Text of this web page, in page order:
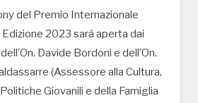
del Premio Internazionale
Edizione 2023 sarà aperta dai
Davide Bordoni e dell’On.
(Assessore alla Cultura,
Giovanili e della Famiglia